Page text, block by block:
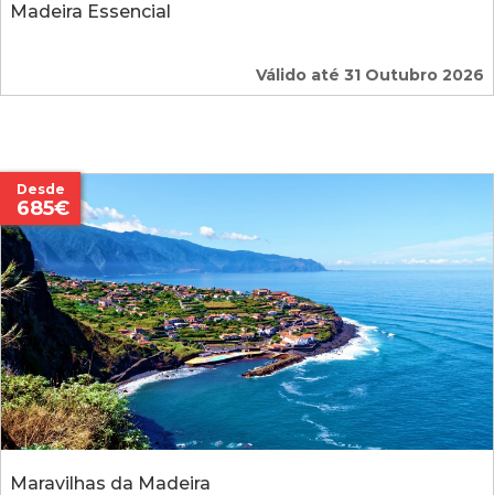
Madeira Essencial
Válido até 31 Outubro 2026
Maravilhas da Madeira
Desde
685€